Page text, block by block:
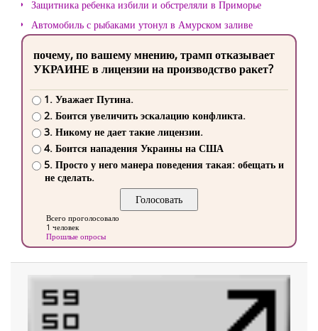
Защитника ребенка избили и обстреляли в Приморье
Автомобиль с рыбаками утонул в Амурском заливе
почему, по вашему мнению, трамп отказывает
УКРАИНЕ в лицензии на производство ракет?
1. Уважает Путина.
2. Боится увеличить эскалацию конфликта.
3. Никому не дает такие лицензии.
4. Боится нападения Украины на США
5. Просто у него манера поведения такая: обещать и
не сделать.
Всего проголосовало
1 человек
Прошлые опросы